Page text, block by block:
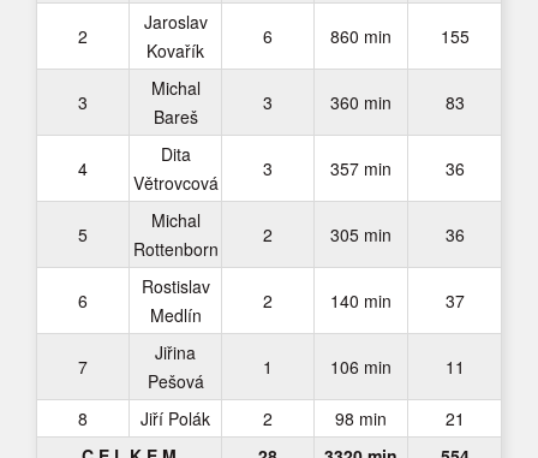
2
Jaroslav
Kovařík
6 860 min 155
3
Michal
Bareš
3 360 min 83
4
Dita
Větrovcová
3 357 min 36
5
Michal
Rottenborn
2 305 min 36
6
Rostislav
Medlín
2 140 min 37
7
Jiřina
Pešová
1 106 min 11
8 Jiří Polák 2 98 min
21